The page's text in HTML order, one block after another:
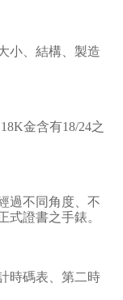
小、結構、製造
18K金含有18/24之
過不同角度、不
式證書之手錶。
時碼表、第二時